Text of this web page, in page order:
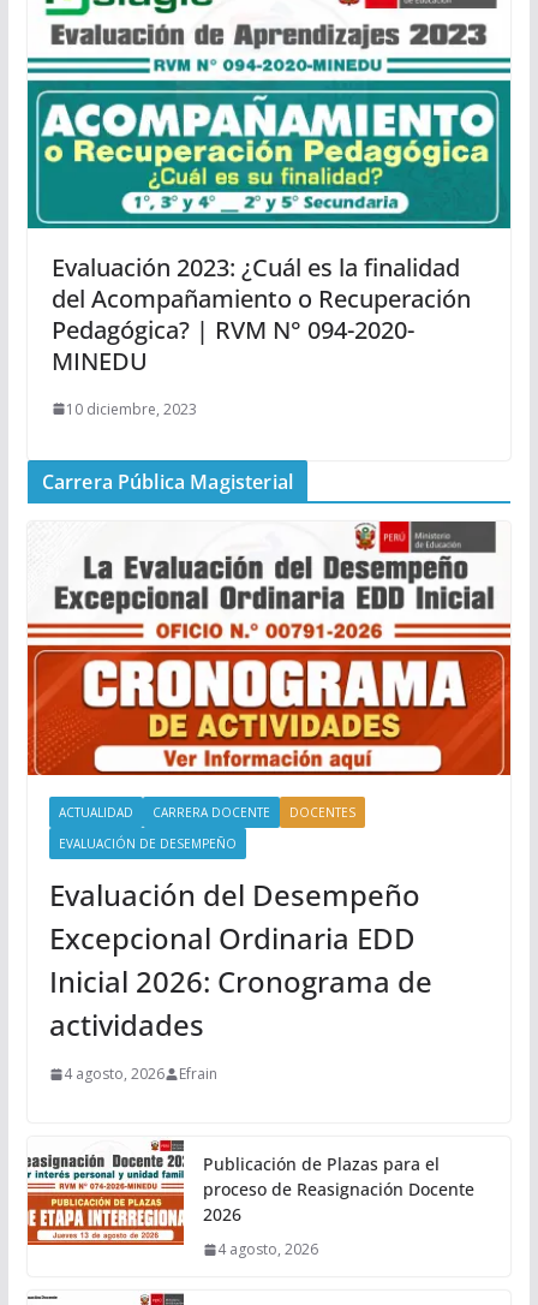
Evaluación 2023: ¿Cuál es la finalidad
del Acompañamiento o Recuperación
Pedagógica? | RVM N° 094-2020-
MINEDU
10 diciembre, 2023
Carrera Pública Magisterial
ACTUALIDAD CARRERA DOCENTE
DOCENTES
EVALUACIÓN DE DESEMPEÑO
Evaluación del Desempeño
Excepcional Ordinaria EDD
Inicial 2026: Cronograma de
actividades
4 agosto, 2026 Efrain
Publicación de Plazas para el
proceso de Reasignación Docente
2026
4 agosto, 2026